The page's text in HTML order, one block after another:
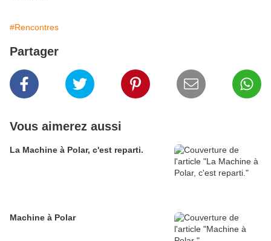
#Rencontres
Partager
Vous aimerez aussi
La Machine à Polar, c'est reparti.
Machine à Polar